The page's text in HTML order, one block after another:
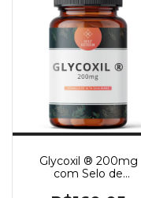
Glycoxil ® 200mg
com Selo de